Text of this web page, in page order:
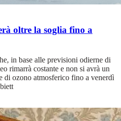
oltre la soglia fino a
in base alle previsioni odierne di
rimarrà costante e non si avrà un
di ozono atmosferico fino a venerdì